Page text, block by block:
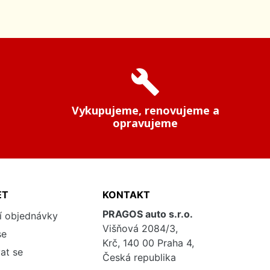
build
Vykupujeme, renovujeme a
opravujeme
objednávky
se
KONTAKT
PRAGOS auto s.r.o.
Višňová 2084/3,
Krč, 140 00 Praha 4,
Česká republika